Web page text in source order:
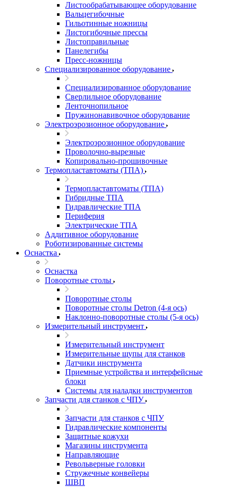
Листообрабатывающее оборудование
Вальцегибочные
Гильотинные ножницы
Листогибочные прессы
Листоправильные
Панелегибы
Пресс-ножницы
Специализированное оборудование
Специализированное оборудование
Сверлильное оборудование
Ленточнопильное
Пружинонавивочное оборудование
Электроэрозионное оборудование
Электроэрозионное оборудование
Проволочно-вырезные
Копировально-прошивочные
Термопластавтоматы (ТПА)
Термопластавтоматы (ТПА)
Гибридные ТПА
Гидравлические ТПА
Периферия
Электрические ТПА
Аддитивное оборудование
Роботизированные системы
Оснастка
Оснастка
Поворотные столы
Поворотные столы
Поворотные столы Detron (4-я ось)
Наклонно-поворотные столы (5-я ось)
Измерительный инструмент
Измерительный инструмент
Измерительные щупы для станков
Датчики инструмента
Приемные устройства и интерфейсные
блоки
Системы для наладки инструментов
Запчасти для станков с ЧПУ
Запчасти для станков с ЧПУ
Гидравлические компоненты
Защитные кожухи
Магазины инструмента
Направляющие
Револьверные головки
Стружечные конвейеры
ШВП